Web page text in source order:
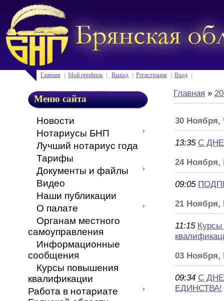
Главная Мой профиль Выход Регистрация Вход
Меню сайта
Новости
Нотариусы БНП
Лучший нотариус года
Тарифы
Документы и файлы
Видео
Наши публикации
О палате
Органам местного
самоуправления
Информационные
сообщения
Курсы повышения
квалификации
Работа в нотариате
Главная »
30 Ноября,
13:35 С
24 Ноября,
09:05
21 Ноября,
11:15
03 Ноября,
09:34 С
ЕДИНСТВА!